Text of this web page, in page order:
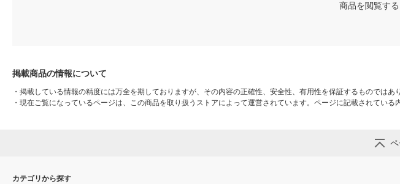
商品を閲覧す
掲載商品の情報について
・ 掲載している情報の精度には万全を期しておりますが、その内容の正確性、安全性、有用性を保証するものではあ
・ 現在ご覧になっているページは、この商品を取り扱うストアによって運営されています。ページに記載されてい
カテゴリから探す